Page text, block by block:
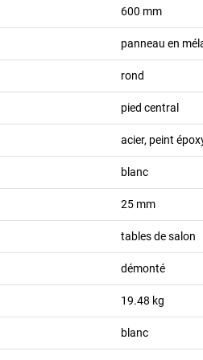
600 mm
panneau en
rond
pied central
acier, peint
blanc
25 mm
tables de salon
démonté
19.48 kg
blanc